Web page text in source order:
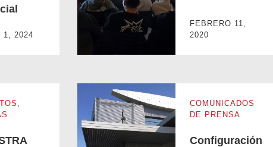
a un invitado especial
1, 2024
MENTOR POR 1 DÍA: ¡INSPIRAMOS A
FEBRERO 11,
2020
COMUNICADOS
DE PRENSA
Configuración